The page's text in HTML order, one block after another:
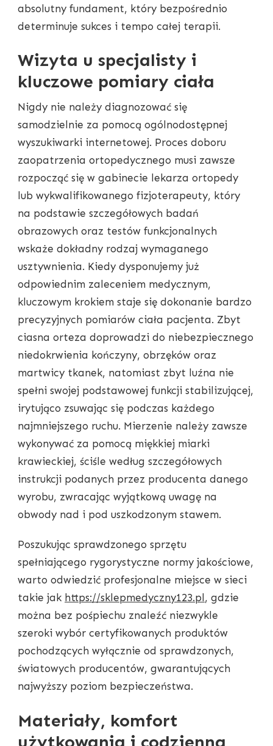
absolutny fundament, który bezpośrednio
determinuje sukces i tempo całej terapii.
Wizyta u specjalisty i
kluczowe pomiary ciała
Nigdy nie należy diagnozować się
samodzielnie za pomocą ogólnodostępnej
wyszukiwarki internetowej. Proces doboru
zaopatrzenia ortopedycznego musi zawsze
rozpocząć się w gabinecie lekarza ortopedy
lub wykwalifikowanego fizjoterapeuty, który
na podstawie szczegółowych badań
obrazowych oraz testów funkcjonalnych
wskaże dokładny rodzaj wymaganego
usztywnienia. Kiedy dysponujemy już
odpowiednim zaleceniem medycznym,
kluczowym krokiem staje się dokonanie bardzo
precyzyjnych pomiarów ciała pacjenta. Zbyt
ciasna orteza doprowadzi do niebezpiecznego
niedokrwienia kończyny, obrzęków oraz
martwicy tkanek, natomiast zbyt luźna nie
spełni swojej podstawowej funkcji stabilizującej,
irytująco zsuwając się podczas każdego
najmniejszego ruchu. Mierzenie należy zawsze
wykonywać za pomocą miękkiej miarki
krawieckiej, ściśle według szczegółowych
instrukcji podanych przez producenta danego
wyrobu, zwracając wyjątkową uwagę na
obwody nad i pod uszkodzonym stawem.
Poszukując sprawdzonego sprzętu
spełniającego rygorystyczne normy jakościowe,
warto odwiedzić profesjonalne miejsce w sieci
takie jak https://sklepmedyczny123.pl , gdzie
można bez pośpiechu znaleźć niezwykle
szeroki wybór certyfikowanych produktów
pochodzących wyłącznie od sprawdzonych,
światowych producentów, gwarantujących
najwyższy poziom bezpieczeństwa.
Materiały, komfort
użytkowania i codzienna